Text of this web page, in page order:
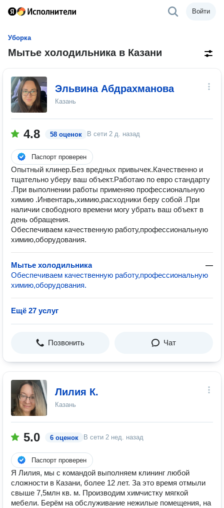
Войти
Уборка
Мытье холодильника в Казани
Эльвина Абдрахманова
Казань
4.8 58 оценок В сети 2 д. назад
Паспорт проверен
Опытный клинер.Без вредных привычек.Качественно и
тщательно уберу ваш объект.Работаю по евро стандарту
.При выполнении работы применяю профессиональную
химию .Инвентарь,химию,расходники беру собой .При
наличии свободного времени могу убрать ваш объект в
день обращения.
Обеспечиваем качественную работу,профессиональную
химию,оборудования.
Мытье холодильника
—
Обеспечиваем качественную работу,профессиональную
химию,оборудования.
Ещё 27 услуг
Позвонить Чат
Лилия К.
Казань
5.0 6 оценок В сети 2 нед. назад
Паспорт проверен
Я Лилия, мы с командой выполняем клининг любой
сложности в Казани, более 12 лет. За это время отмыли
свыше 7,5млн кв. м. Производим химчистку мягкой
мебели. Берём на обслуживание нежилые помещения, на